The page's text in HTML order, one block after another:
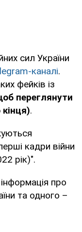
сил України
каналі.
фейків із
переглянути
.
кадри війни
рік)".
про
та одного –